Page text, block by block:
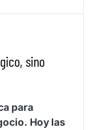
sino
para
Hoy las